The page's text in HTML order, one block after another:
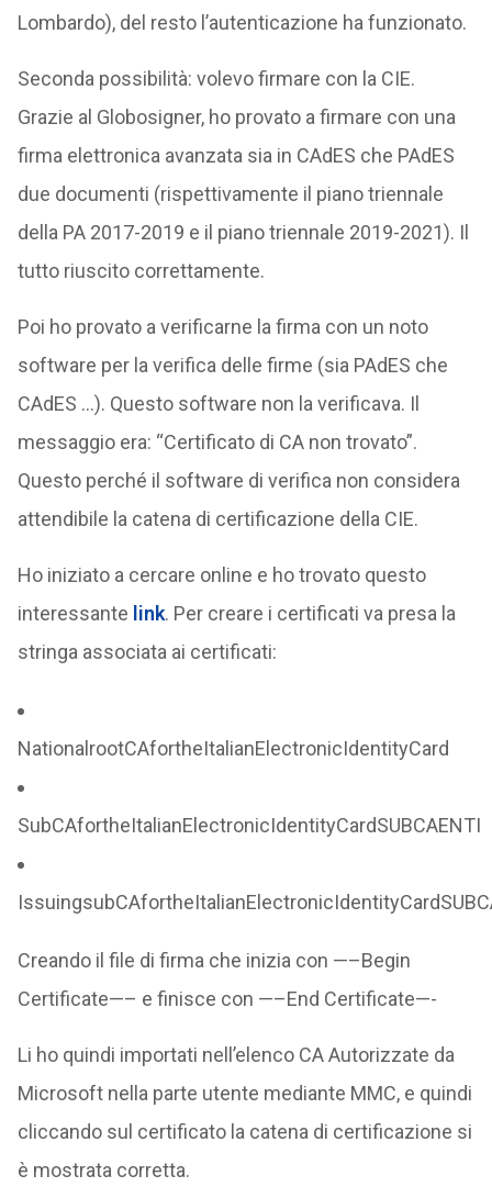
Lombardo), del resto l’autenticazione ha funzionato.
Seconda possibilità: volevo firmare con la CIE.
Grazie al Globosigner, ho provato a firmare con una
firma elettronica avanzata sia in CAdES che PAdES
due documenti (rispettivamente il piano triennale
della PA 2017-2019 e il piano triennale 2019-2021). Il
tutto riuscito correttamente.
Poi ho provato a verificarne la firma con un noto
software per la verifica delle firme (sia PAdES che
CAdES …). Questo software non la verificava. Il
messaggio era: “Certificato di CA non trovato”.
Questo perché il software di verifica non considera
attendibile la catena di certificazione della CIE.
Ho iniziato a cercare online e ho trovato questo
interessante link. Per creare i certificati va presa la
stringa associata ai certificati:
NationalrootCAfortheItalianElectronicIdentityCard
SubCAfortheItalianElectronicIdentityCardSUBCAENTI
Creando il file di firma che inizia con —–Begin
Certificate—– e finisce con —–End Certificate—-
Li ho quindi importati nell’elenco CA Autorizzate da
Microsoft nella parte utente mediante MMC, e quindi
cliccando sul certificato la catena di certificazione si
è mostrata corretta.